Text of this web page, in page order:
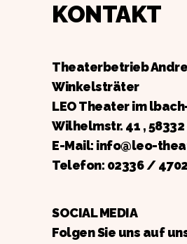
KONTAKT
Theaterbetrieb
Winkelsträter
LEO Theater im
Wilhelmstr. 41 ,
E-Mail: info@leo-
Telefon: 02336 /
SOCIAL MEDIA
Folgen Sie uns auf